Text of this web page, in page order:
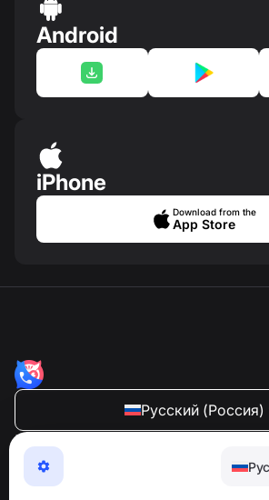
Android
iPhone
Download from the
App Store
Русский (Россия)
NumBuster © 2013—2026 ·
Максимально удобное приложение
телефонных мошенников, спама и